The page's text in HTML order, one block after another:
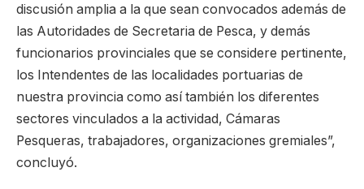
discusión amplia a la que sean convocados además de
las Autoridades de Secretaria de Pesca, y demás
funcionarios provinciales que se considere pertinente,
los Intendentes de las localidades portuarias de
nuestra provincia como así también los diferentes
sectores vinculados a la actividad, Cámaras
Pesqueras, trabajadores, organizaciones gremiales”,
concluyó.